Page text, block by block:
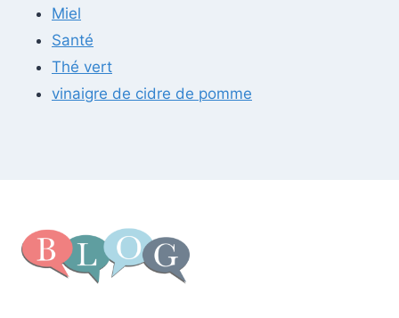
Miel
Santé
Thé vert
vinaigre de cidre de pomme